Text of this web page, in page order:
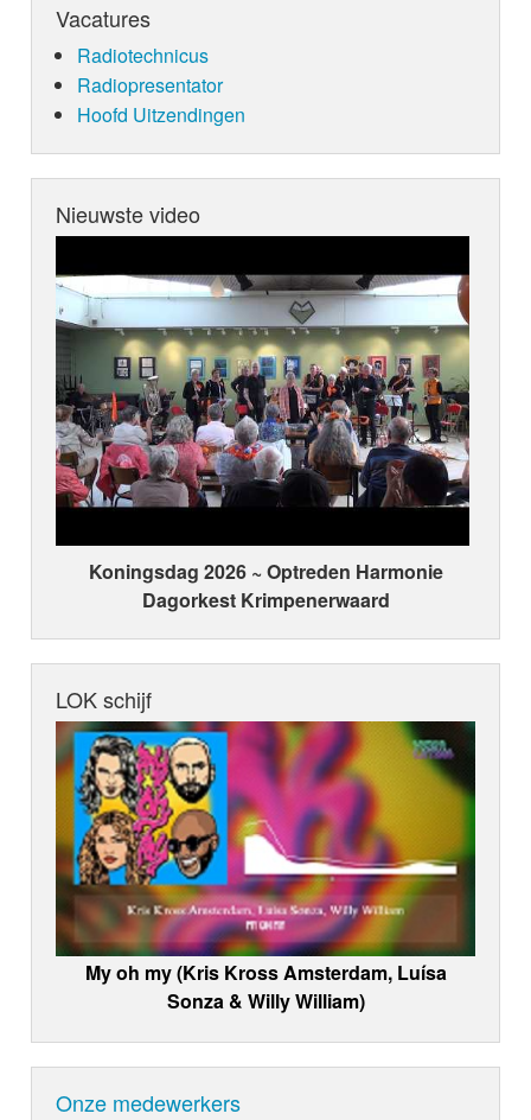
Vacatures
Radiotechnicus
Radiopresentator
Hoofd Uitzendingen
Nieuwste video
Koningsdag 2026 ~ Optreden Harmonie
Dagorkest Krimpenerwaard
LOK schijf
My oh my (Kris Kross Amsterdam, Luísa
Sonza & Willy William)
Onze medewerkers